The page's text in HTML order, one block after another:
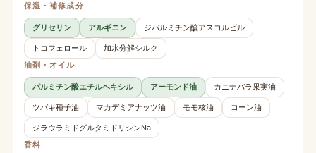
保湿・補修成分
グリセリン アルギニン ジパルミチン酸アスコルビル
トコフェロール
加水分解シルク
油剤・オイル
パルミチン酸エチルヘキシル アーモンド油 カニナバラ果実油
ツバキ種子油 マカデミアナッツ油 モモ核油 コーン油
ジラウラミドグルタミドリシンNa
香料